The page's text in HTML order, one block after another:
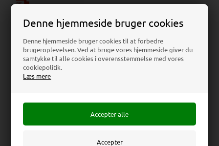
Denne hjemmeside bruger cookies
Denne hjemmeside bruger cookies til at forbedre
brugeroplevelsen. Ved at bruge vores hjemmeside giver du
samtykke til alle cookies i overensstemmelse med vores
cookiepolitik.
Læs mere
Beskrivelse Specifikationer Anmeldelser
Table & Wall Dispencer, acrylic
Kan stå på et bord eller en disk, men også let
monteres på en plade eller væg (inkl. forborede